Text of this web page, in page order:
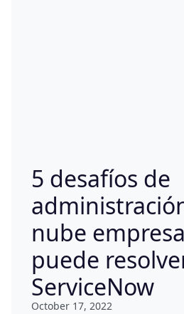
5 desafíos de
nube
puede
ServiceNow
October 17, 2022